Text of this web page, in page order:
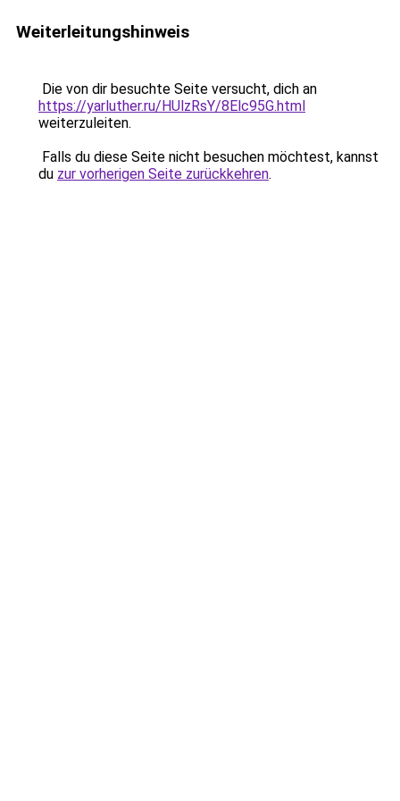
Weiterleitungshinweis
Die von dir besuchte Seite versucht, dich an
https://yarluther.ru/HUlzRsY/8Elc95G.html
weiterzuleiten.
Falls du diese Seite nicht besuchen möchtest, kannst
du zur vorherigen Seite zurückkehren.